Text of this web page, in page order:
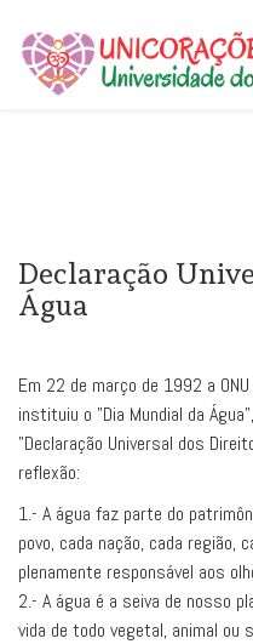
Declaração
Água
Em 22 de março de 1992 a
instituiu o "Dia Mundial da
"Declaração Universal dos
reflexão:
1.- A água faz parte do
povo, cada nação, cada região,
plenamente responsável aos
2.- A água é a seiva de nosso
vida de todo vegetal, animal ou